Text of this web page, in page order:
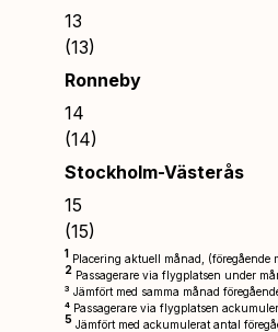
13
(13)
Ronneby
14
(14)
Stockholm-Västerås
15
(15)
1 Placering aktuell månad, (föregående
2 Passagerare via flygplatsen under
3 Jämfört med samma månad
4 Passagerare via flygplatsen
5 Jämfört med ackumulerat antal